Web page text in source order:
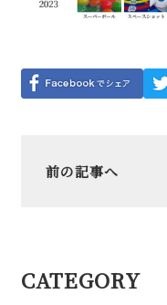
前の記事へ
CATEGORY